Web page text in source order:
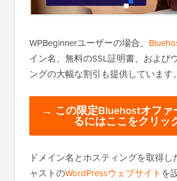
WPBeginnerユーザーの場合、
イン名、無料のSSL証明書、および
ングの大幅な割引も提供しています。
→ この限定Bluehostオファ
るにはここをクリ
ドメイン名とホスティングを取得し
ャストのWordPressウェブサイト を